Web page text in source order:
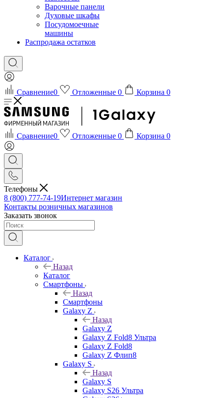
Варочные панели
Духовые шкафы
Посудомоечные
машины
Распродажа остатков
Сравнение0 Отложенные 0 Корзина 0
Сравнение0 Отложенные 0 Корзина 0
Телефоны
8 (800) 777-74-19Интернет магазин
Контакты розничных магазинов
Заказать звонок
Каталог
Назад
Каталог
Смартфоны
Назад
Смартфоны
Galaxy Z
Назад
Galaxy Z
Galaxy Z Fold8 Ультра
Galaxy Z Fold8
Galaxy Z Флип8
Galaxy S
Назад
Galaxy S
Galaxy S26 Ультра